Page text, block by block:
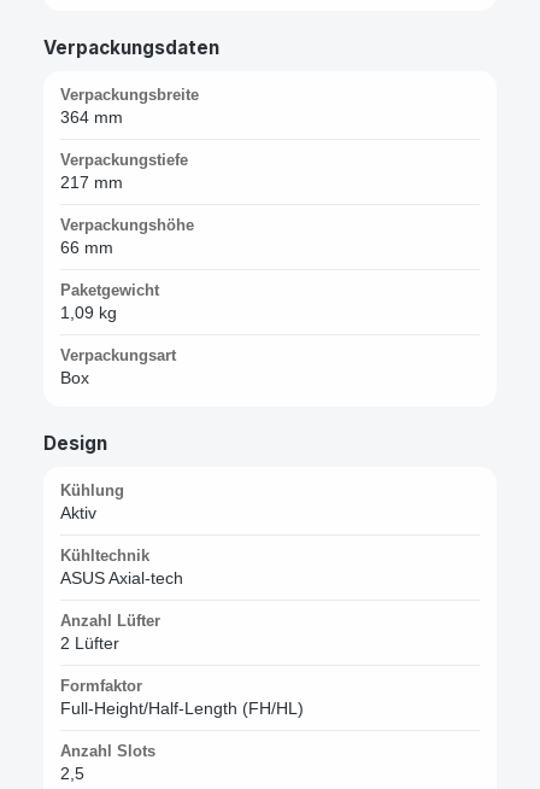
Verpackungsdaten
Verpackungsbreite
364 mm
Verpackungstiefe
217 mm
Verpackungshöhe
66 mm
Paketgewicht
1,09 kg
Verpackungsart
Box
Design
Kühlung
Aktiv
Kühltechnik
ASUS Axial-tech
Anzahl Lüfter
2 Lüfter
Formfaktor
Full-Height/Half-Length (FH/HL)
Anzahl Slots
2,5